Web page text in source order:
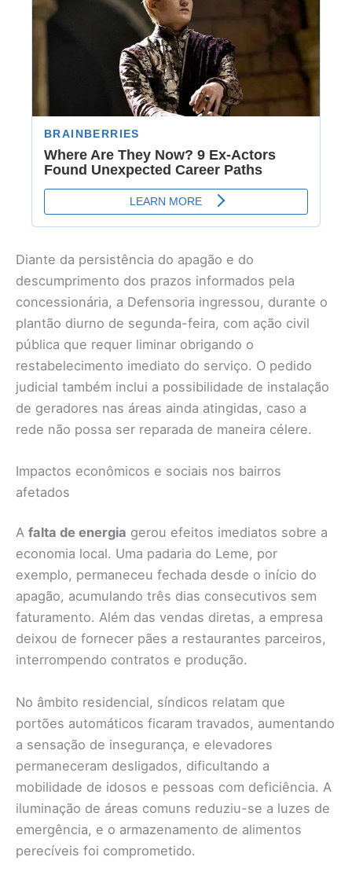
Diante da persistência do apagão e do
descumprimento dos prazos informados pela
concessionária, a Defensoria ingressou, durante o
plantão diurno de segunda-feira, com ação civil
pública que requer liminar obrigando o
restabelecimento imediato do serviço. O pedido
judicial também inclui a possibilidade de instalação
de geradores nas áreas ainda atingidas, caso a
rede não possa ser reparada de maneira célere.
Impactos econômicos e sociais nos bairros
afetados
A falta de energia gerou efeitos imediatos sobre a
economia local. Uma padaria do Leme, por
exemplo, permaneceu fechada desde o início do
apagão, acumulando três dias consecutivos sem
faturamento. Além das vendas diretas, a empresa
deixou de fornecer pães a restaurantes parceiros,
interrompendo contratos e produção.
No âmbito residencial, síndicos relatam que
portões automáticos ficaram travados, aumentando
a sensação de insegurança, e elevadores
permaneceram desligados, dificultando a
mobilidade de idosos e pessoas com deficiência. A
iluminação de áreas comuns reduziu-se a luzes de
emergência, e o armazenamento de alimentos
perecíveis foi comprometido.